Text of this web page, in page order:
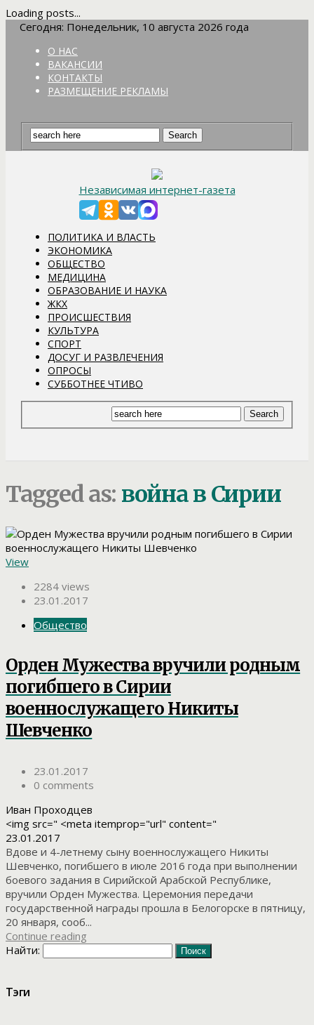
Loading posts...
Сегодня: Понедельник, 10 августа 2026 года
О НАС
ВАКАНСИИ
КОНТАКТЫ
РАЗМЕЩЕНИЕ РЕКЛАМЫ
Независимая интернет-газета
ПОЛИТИКА И ВЛАСТЬ
ЭКОНОМИКА
ОБЩЕСТВО
МЕДИЦИНА
ОБРАЗОВАНИЕ И НАУКА
ЖКХ
ПРОИСШЕСТВИЯ
КУЛЬТУРА
СПОРТ
ДОСУГ И РАЗВЛЕЧЕНИЯ
ОПРОСЫ
СУББОТНЕЕ ЧТИВО
Tagged as: война в Сирии
View
2284 views
23.01.2017
Общество
Орден Мужества вручили родным
погибшего в Сирии
военнослужащего Никиты
Шевченко
23.01.2017
0 comments
Иван Проходцев
<img src=" <meta itemprop="url" content="
23.01.2017
Вдове и 4-летнему сыну военнослужащего Никиты
Шевченко, погибшего в июле 2016 года при выполнении
боевого задания в Сирийской Арабской Республике,
вручили Орден Мужества. Церемония передачи
государственной награды прошла в Белогорске в пятницу,
20 января, сооб...
Continue reading
Найти:
Тэги